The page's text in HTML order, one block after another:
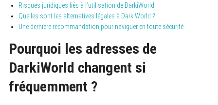
Risques juridiques liés à l’utilisation de DarkiWorld
Quelles sont les alternatives légales à DarkiWorld ?
Une dernière recommandation pour naviguer en toute sécurité
Pourquoi les adresses de
DarkiWorld changent si
fréquemment ?